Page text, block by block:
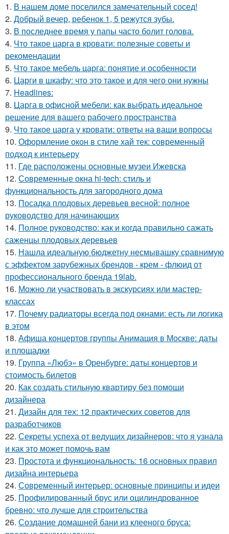
1. В нашем доме поселился замечательный сосед!
2. Добрый вечер, ребенок 1, 5 режутся зубы.
3. В последнее время у папы часто болит голова.
4. Что такое царга в кровати: полезные советы и
рекомендации
5. Что такое мебель царга: понятие и особенности
6. Царги в шкафу: что это такое и для чего они нужны
7. Headlines:
8. Царга в офисной мебели: как выбрать идеальное
решение для вашего рабочего пространства
9. Что такое царга у кровати: ответы на ваши вопросы
10. Оформление окон в стиле хай тек: современный
подход к интерьеру
11. Где расположены основные музеи Ижевска
12. Современные окна hi-tech: стиль и
функциональность для загородного дома
13. Посадка плодовых деревьев весной: полное
руководство для начинающих
14. Полное руководство: как и когда правильно сажать
саженцы плодовых деревьев
15. Нашла идеальную бюджетну несмывашку сравнимую
с эффектом зарубежных брендов - крем - флюид от
профессионального бренда 19lab.
16. Можно ли участвовать в экскурсиях или мастер-
классах
17. Почему радиаторы всегда под окнами: есть ли логика
в этом
18. Афиша концертов группы Анимация в Москве: даты
и площадки
19. Группа «Любэ» в Оренбурге: даты концертов и
стоимость билетов
20. Как создать стильную квартиру без помощи
дизайнера
21. Дизайн для тех: 12 практических советов для
разработчиков
22. Секреты успеха от ведущих дизайнеров: что я узнала
и как это может помочь вам
23. Простота и функциональность: 16 основных правил
дизайна интерьера
24. Современный интерьер: основные принципы и идеи
25. Профилированный брус или оцилиндрованное
бревно: что лучше для строительства
26. Создание домашней бани из клееного бруса: